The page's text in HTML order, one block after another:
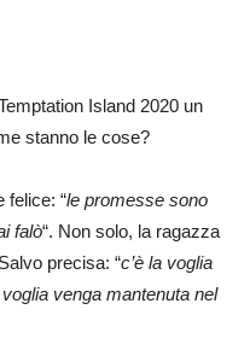
Island 2020 un
stanno le cose?
felice: “le promesse sono
falò“. Non solo, la ragazza
precisa: “c’è la voglia
venga mantenuta nel